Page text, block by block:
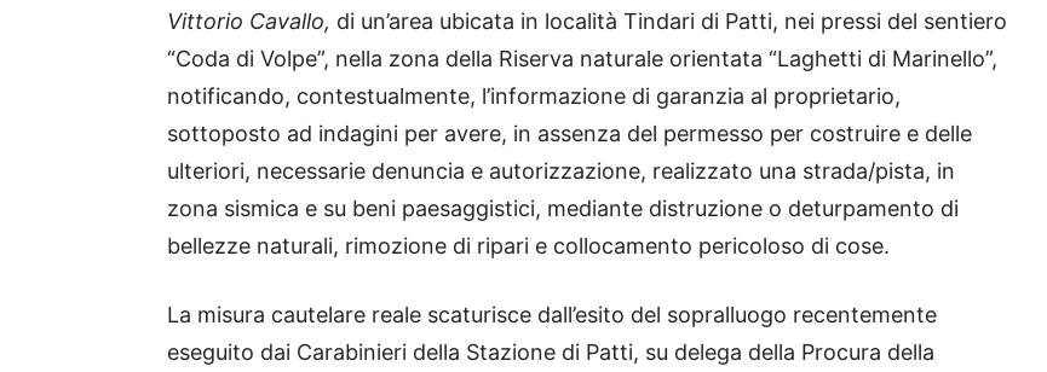
Vittorio Cavallo, di un’area ubicata in località Tindari di Patti, nei pressi del sentiero
“Coda di Volpe”, nella zona della Riserva naturale orientata “Laghetti di Marinello”,
notificando, contestualmente, l’informazione di garanzia al proprietario,
sottoposto ad indagini per avere, in assenza del permesso per costruire e delle
ulteriori, necessarie denuncia e autorizzazione, realizzato una strada/pista, in
zona sismica e su beni paesaggistici, mediante distruzione o deturpamento di
bellezze naturali, rimozione di ripari e collocamento pericoloso di cose.
La misura cautelare reale scaturisce dall’esito del sopralluogo recentemente
eseguito dai Carabinieri della Stazione di Patti, su delega della Procura della